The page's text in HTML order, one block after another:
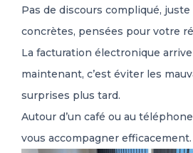
Pas de discours compliqué,
concrètes, pensées pour votre
La facturation électronique arrive
maintenant, c’est éviter les
surprises plus tard.
Autour d’un café ou au
vous accompagner efficacement.